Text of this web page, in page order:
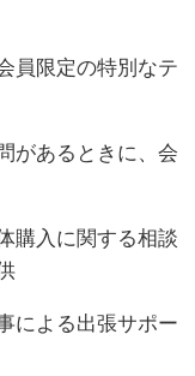
員限定の特別なテ
があるときに、会
購入に関する相談
による出張サポー